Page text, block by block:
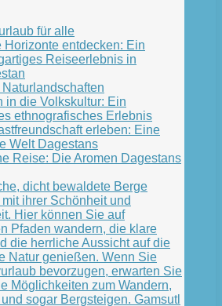
für alle
Horizonte entdecken: Ein
Reiseerlebnis in
in die Volkskultur: Ein
ethnografisches Erlebnis
erleben: Eine
Welt Dagestans
Reise: Die Aromen Dagestans
dicht bewaldete Berge
ihrer Schönheit und
Hier können Sie auf
Pfaden wandern, die klare
die herrliche Aussicht auf die
Natur genießen. Wenn Sie
bevorzugen, erwarten Sie
Möglichkeiten zum Wandern,
sogar Bergsteigen. Gamsutl